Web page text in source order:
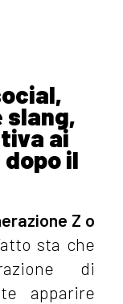
slang,
ai
dopo il
Z o
sta che
di
apparire